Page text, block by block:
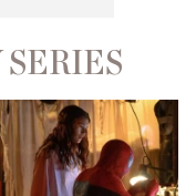
SERIES